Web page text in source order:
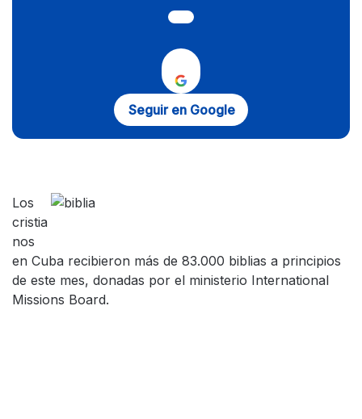
Seguir en Google
Los
cristia
nos
en Cuba recibieron más de 83.000 biblias a principios
de este mes, donadas por el ministerio International
Missions Board.